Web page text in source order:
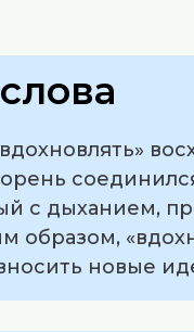
с дыханием,
образом,
новые